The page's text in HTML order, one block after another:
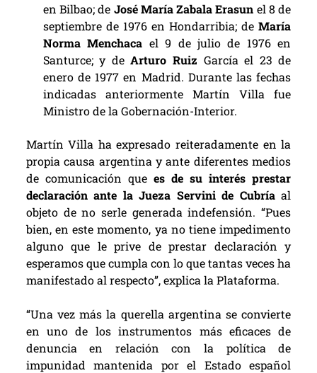
en Bilbao; de José María Zabala Erasun el 8 de
septiembre de 1976 en Hondarribia; deMaría
Norma Menchaca el 9 de julio de 1976 en
Santurce; y deArturo Ruiz García el 23 de
enero de 1977 en Madrid. Durante las fechas
indicadas anteriormente Martín Villa fue
Ministro de la Gobernación-Interior.
Martín Villa ha expresado reiteradamente en la
propia causa argentina y ante diferentes medios
de comunicación que es de su interés prestar
declaración ante la Jueza Servini de Cubríaal
objeto de no serle generada indefensión. “Pues
bien, en este momento, ya no tiene impedimento
alguno que le prive de prestar declaración y
esperamos que cumpla con lo que tantas veces ha
manifestado al respecto”, explica la Plataforma.
“Una vez más la querella argentina se convierte
en uno de los instrumentos más eficaces de
denuncia en relación con la política de
impunidad mantenida por el Estado español